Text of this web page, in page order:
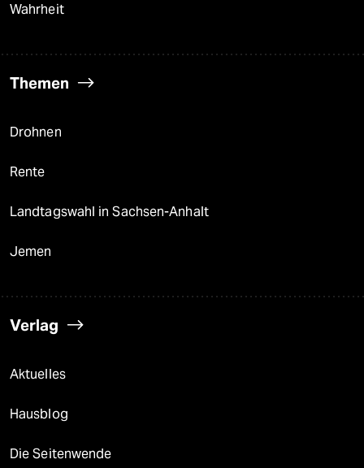
Wahrheit
Themen
Drohnen
Rente
Landtagswahl in Sachsen-Anhalt
Jemen
Verlag
Aktuelles
Hausblog
Die Seitenwende